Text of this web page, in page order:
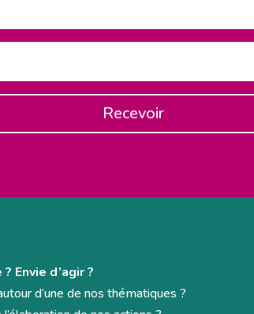
Recevoir
Envie d’agir ?
d’une de nos thématiques ?